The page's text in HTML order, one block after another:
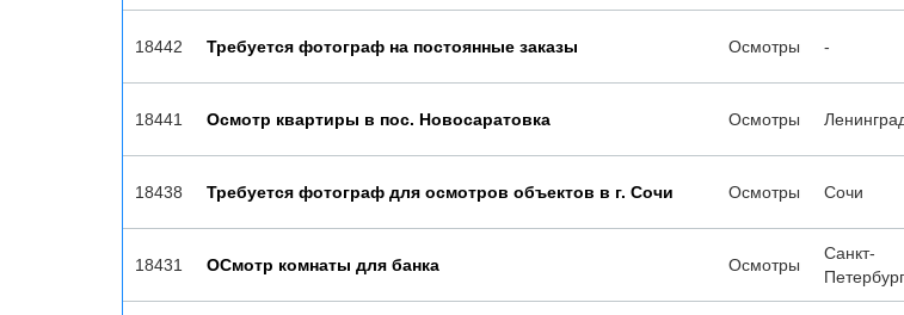
18442 Требуется фотограф на постоянные заказы Осмотры -
18441 Осмотр квартиры в пос. Новосаратовка Осмотры
18438 Требуется фотограф для осмотров объектов в г. Сочи Осмотры Сочи
18431 ОСмотр комнаты для банка Осмотры
Санкт-
Петербург